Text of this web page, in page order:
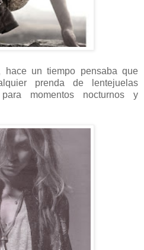
hace un tiempo pensaba que
prenda de lentejuelas
momentos nocturnos y